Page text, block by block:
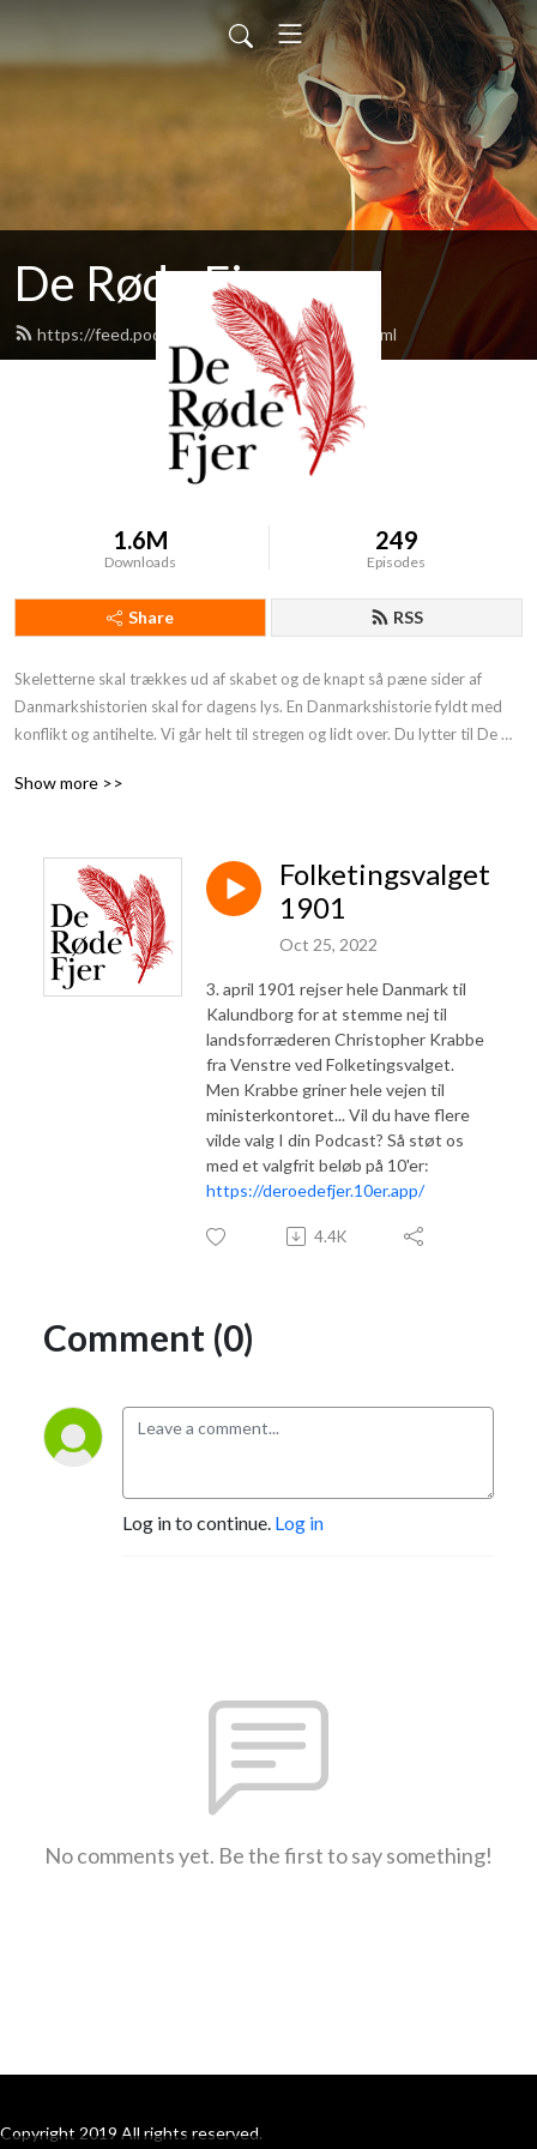
De Røde Fjer
https://feed.podbean.com/deroedefjer/feed.xml
1.6M
Downloads
249
Episodes
Share RSS
Skeletterne skal trækkes ud af skabet og de knapt så pæne sider af
Danmarkshistorien skal for dagens lys. En Danmarkshistorie fyldt med
konflikt og antihelte. Vi går helt til stregen og lidt over. Du lytter til De
din podcast:https: //deroedefjer.10er.app/
Show more >>
Folketingsvalget
1901
Oct 25, 2022
3. april 1901 rejser hele Danmark til
Kalundborg for at stemme nej til
landsforræderen Christopher Krabbe
fra Venstre ved Folketingsvalget.
Men Krabbe griner hele vejen til
ministerkontoret... Vil du have flere
vilde valg I din Podcast? Så støt os
med et valgfrit beløb på 10'er:
https://deroedefjer.10er.app/
4.4K
Comment (0)
Log in to continue. Log in
No comments yet. Be the first to say something!
Copyright 2019 All rights reserved.